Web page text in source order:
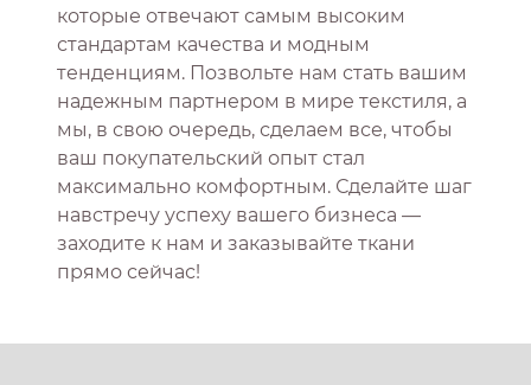
которые отвечают самым высоким
стандартам качества и модным
тенденциям. Позвольте нам стать вашим
надежным партнером в мире текстиля, а
мы, в свою очередь, сделаем все, чтобы
ваш покупательский опыт стал
максимально комфортным. Сделайте шаг
навстречу успеху вашего бизнеса —
заходите к нам и заказывайте ткани
прямо сейчас!